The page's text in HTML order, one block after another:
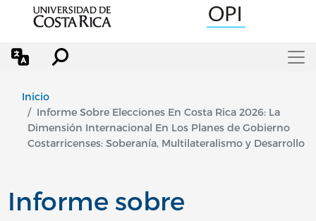
Pasar al contenido principal
Inicio
Informe Sobre Elecciones En Costa Rica 2026: La
Dimensión Internacional En Los Planes de Gobierno
Costarricenses: Soberanía, Multilateralismo y Desarrollo
Informe sobre